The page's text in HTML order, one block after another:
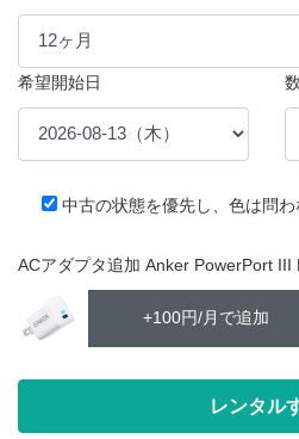
希望開始日
中古の状態を優先し、色は問わ
ACアダプタ追加 Anker PowerPort III
+100円/月で追加